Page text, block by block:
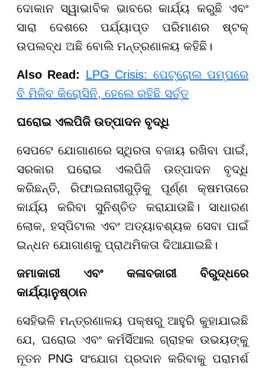
ଦୋକାନ ସ୍ୱାଭାବିକ ଭାବରେ କାର୍ଯ୍ୟ କରୁଛି ଏବଂ
ସାରା ଦେଶରେ ପର୍ଯ୍ୟାପ୍ତ ପରିମାଣର ଷ୍ଟକ୍
ଉପଲବ୍ଧ ଅଛି ବୋଲି ମନ୍ତ୍ରଣାଳୟ କହିଛି।
Also Read: LPG Crisis: ପେଟ୍ରୋଲ ପମ୍ପରେ
ବି ମିଳିବ କିରୋସିନି, ହେଲେ ରହିଛି ସର୍ତ୍ତ
ଘରୋଇ ଏଲପିଜି ଉତ୍ପାଦନ ବୃଦ୍ଧି
ସେପଟେ ଯୋଗାଣରେ ସ୍ଥିରତା ବଜାୟ ରଖିବା ପାଇଁ,
ସରକାର ଘରୋଇ ଏଲପିଜି ଉତ୍ପାଦନ ବୃଦ୍ଧି
କରିଛନ୍ତି, ରିଫାଇନାରୀଗୁଡ଼ିକୁ ପୂର୍ଣ୍ଣ କ୍ଷମତାରେ
କାର୍ଯ୍ୟ କରିବା ସୁନିଶ୍ଚିତ କରାଯାଉଛି। ସାଧାରଣ
ଲୋକ, ହସ୍ପିଟାଲ ଏବଂ ଅତ୍ୟାବଶ୍ୟକ ସେବା ପାଇଁ
ଇନ୍ଧନ ଯୋଗାଣକୁ ପ୍ରାଥମିକତା ଦିଆଯାଇଛି।
ଜମାକାରୀ ଏବଂ କଳାବଜାରୀ ବିରୁଦ୍ଧରେ
କାର୍ଯ୍ୟାନୁଷ୍ଠାନ
ସେହିଭଳି ମନ୍ତ୍ରଣାଳୟ ପକ୍ଷରୁ ଆହୁରି କୁହାଯାଇଛି
ଯେ, ଘରୋଇ ଏବଂ କର୍ମର୍ସିଆଲ ଗ୍ରାହକ ଉଭୟଙ୍କୁ
ନୂତନ PNG ସଂଯୋଗ ପ୍ରଦାନ କରିବାକୁ ପରାମର୍ଶ